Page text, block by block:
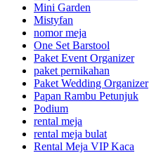
Mini Garden
Mistyfan
nomor meja
One Set Barstool
Paket Event Organizer
paket pernikahan
Paket Wedding Organizer
Papan Rambu Petunjuk
Podium
rental meja
rental meja bulat
Rental Meja VIP Kaca